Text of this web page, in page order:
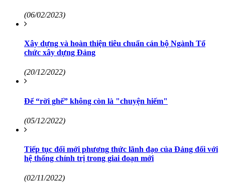
(06/02/2023)
Xây dựng và hoàn thiện tiêu chuẩn cán bộ Ngành Tổ
chức xây dựng Đảng
(20/12/2022)
Để “rời ghế” không còn là "chuyện hiếm"
(05/12/2022)
Tiếp tục đổi mới phương thức lãnh đạo của Đảng đối với
hệ thống chính trị trong giai đoạn mới
(02/11/2022)